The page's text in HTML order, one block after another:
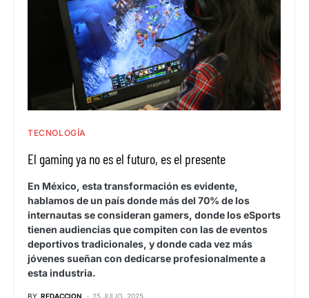
TECNOLOGÍA
El gaming ya no es el futuro, es el presente
En México, esta transformación es evidente,
hablamos de un país donde más del 70% de los
internautas se consideran gamers, donde los eSports
tienen audiencias que compiten con las de eventos
deportivos tradicionales, y donde cada vez más
jóvenes sueñan con dedicarse profesionalmente a
esta industria.
BY REDACCION 25 JULIO, 2025